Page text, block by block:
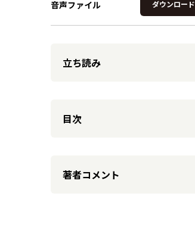
音声ファイル ダウンロード
立ち読み
目次
著者コメント